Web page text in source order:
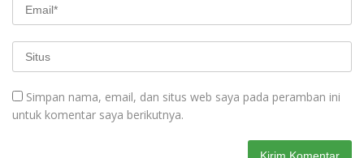
Simpan nama, email, dan situs web saya pada peramban ini
untuk komentar saya berikutnya.